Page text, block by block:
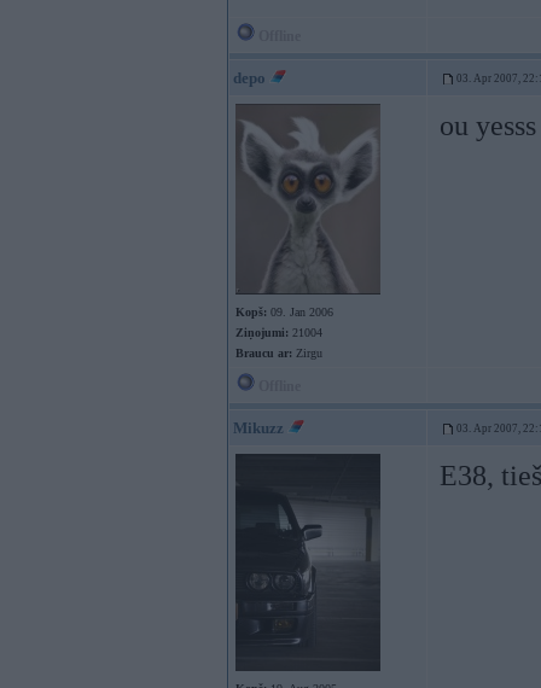
depo 03. Apr 2007,
Kopš: 09. Jan 2006
Ziņojumi: 21004
Braucu ar: Zirgu
ou
Mikuzz 03. Apr 2007,
E38,